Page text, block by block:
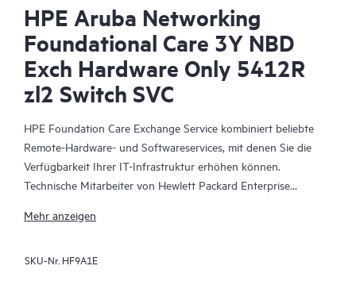
HPE Aruba Networking
Foundational Care 3Y NBD
Exch Hardware Only 5412R
zl2 Switch SVC
HPE Foundation Care Exchange Service kombiniert beliebte
Remote-Hardware- und Softwareservices, mit denen Sie die
Verfügbarkeit Ihrer IT-Infrastruktur erhöhen können.
Technische Mitarbeiter von Hewlett Packard Enterprise
Behebung von Hardware- und Softwareproblemen zu
Mehr anzeigen
SKU-Nr. HF9A1E